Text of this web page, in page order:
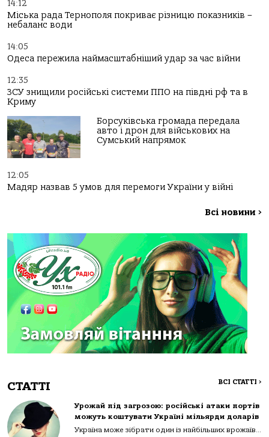
14:12
Міська рада Тернополя покриває різницю показників –
небаланс води
14:05
Одеса пережила наймасштабніший удар за час війни
12:35
ЗСУ знищили російські системи ППО на півдні рф та в
Криму
Борсуківська громада передала
авто і дрон для військових на
Сумський напрямок
12:05
Мадяр назвав 5 умов для перемоги України у війні
Всі новини >
СТАТТІ ВСІ СТАТТІ >
Урожай під загрозою: російські атаки портів
можуть коштувати Україні мільярди доларів
Україна може зібрати один із найбільших врожаїв...